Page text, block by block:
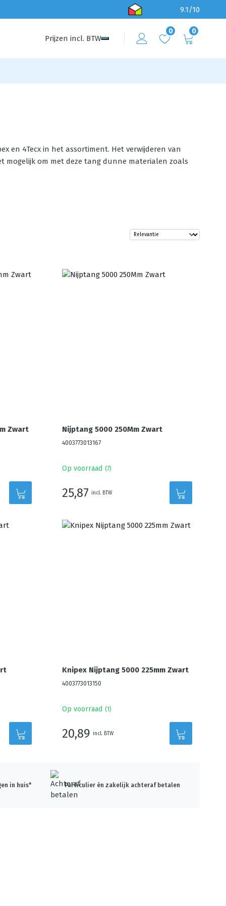
9.1/10
Prijzen incl. BTW
0 0
en 4Tecx in het assortiment. Het verwijderen van
mogelijk om met deze tang dunne materialen zoals
Zwart Nijptang 5000 250Mm Zwart
4003773013167
Op voorraad (7)
25,87 incl. BTW
Knipex Nijptang 5000 225mm Zwart
4003773013150
Op voorraad (1 )
20,89 incl. BTW
in huis* Particulier én zakelijk achteraf betalen